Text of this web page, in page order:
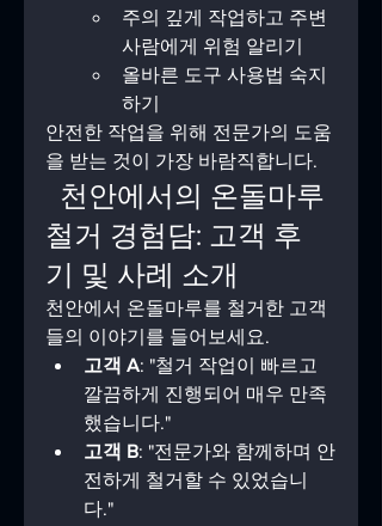
주의 깊게 작업하고 주변
사람에게 위험 알리기
올바른 도구 사용법 숙지
하기
안전한 작업을 위해 전문가의 도움
을 받는 것이 가장 바람직합니다.
철거 경험담: 고객 후
기 및 사례 소개
천안에서 온돌마루를 철거한 고객
들의 이야기를 들어보세요.
고객 A: "철거 작업이 빠르고
깔끔하게 진행되어 매우 만족
했습니다."
고객 B: "전문가와 함께하며 안
전하게 철거할 수 있었습니
다."